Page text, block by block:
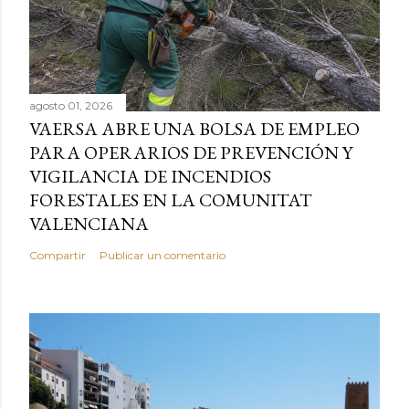
agosto 01, 2026
VAERSA ABRE UNA BOLSA DE EMPLEO
PARA OPERARIOS DE PREVENCIÓN Y
VIGILANCIA DE INCENDIOS
FORESTALES EN LA COMUNITAT
VALENCIANA
Compartir Publicar un comentario